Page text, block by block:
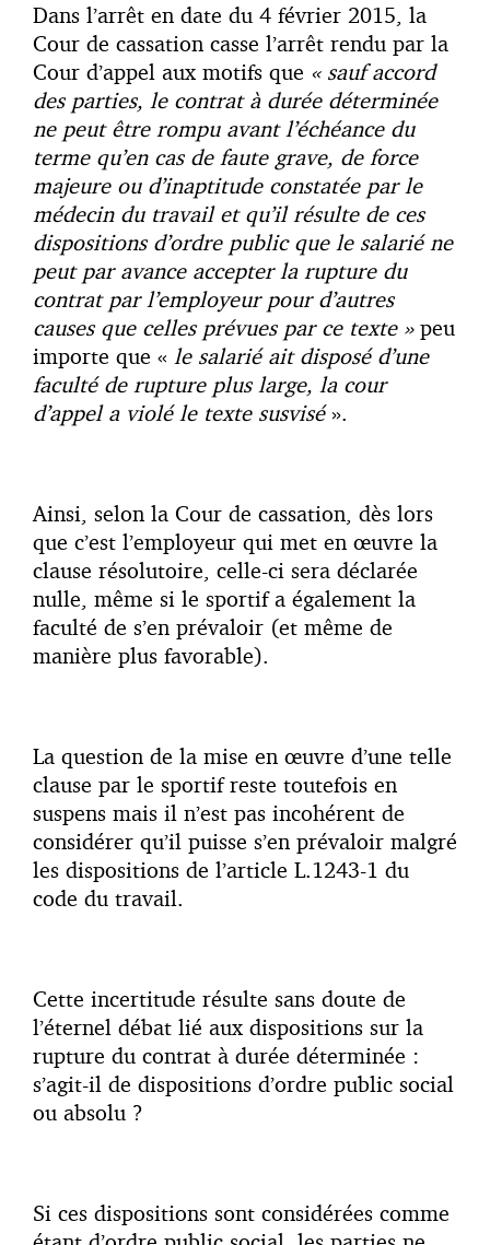
Dans l’arrêt en date du 4 février 2015, la
Cour de cassation casse l’arrêt rendu par la
Cour d’appel aux motifs que « sauf accord
des parties, le contrat à durée déterminée
ne peut être rompu avant l’échéance du
terme qu’en cas de faute grave, de force
majeure ou d’inaptitude constatée par le
médecin du travail et qu’il résulte de ces
dispositions d’ordre public que le salarié ne
peut par avance accepter la rupture du
contrat par l’employeur pour d’autres
causes que celles prévues par ce texte »peu
importe que « le salarié ait disposé d’une
faculté de rupture plus large, la cour
d’appel a violé le texte susvisé ».
Ainsi, selon la Cour de cassation, dès lors
que c’est l’employeur qui met en œuvre la
clause résolutoire, celle-ci sera déclarée
nulle, même si le sportif a également la
faculté de s’en prévaloir (et même de
manière plus favorable).
La question de la mise en œuvre d’une telle
clause par le sportif reste toutefois en
suspens mais il n’est pas incohérent de
considérer qu’il puisse s’en prévaloir malgré
les dispositions de l’article L.1243-1 du
code du travail.
Cette incertitude résulte sans doute de
l’éternel débat lié aux dispositions sur la
rupture du contrat à durée déterminée :
s’agit-il de dispositions d’ordre public social
ou absolu ?
Si ces dispositions sont considérées comme